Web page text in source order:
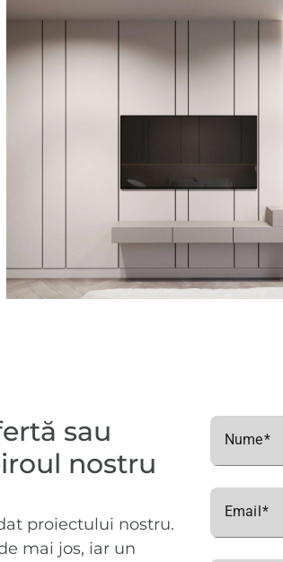
sau
nostru
proiectului nostru.
mai jos, iar un
Nume
Email